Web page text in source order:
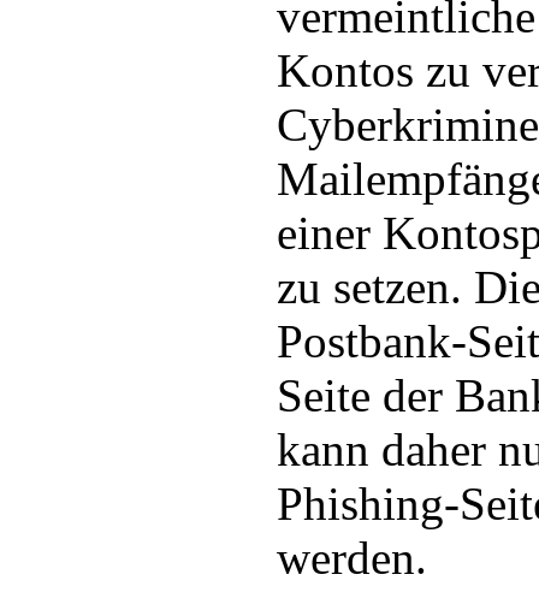
Kontos zu
einer
zu setzen.
Postbank-
Seite der
kann daher
Phishing-
werden.